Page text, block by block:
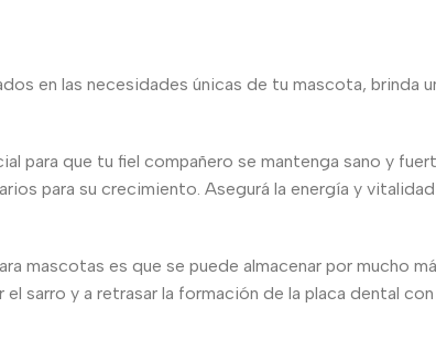
en las necesidades únicas de tu mascota, brinda
para que tu fiel compañero se mantenga sano y
para su crecimiento. Asegurá la energía y
mascotas es que se puede almacenar por
sarro y a retrasar la formación de la placa dental